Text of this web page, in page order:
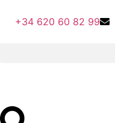
+34 620 60 82 99